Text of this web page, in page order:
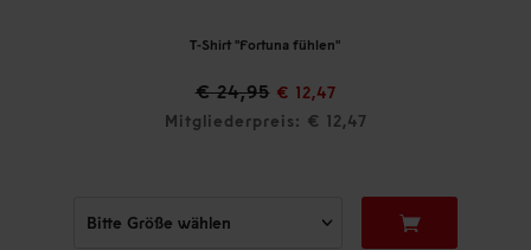
T-Shirt "Fortuna fühlen"
€ 24,95 € 12,47
Mitgliederpreis: € 12,47